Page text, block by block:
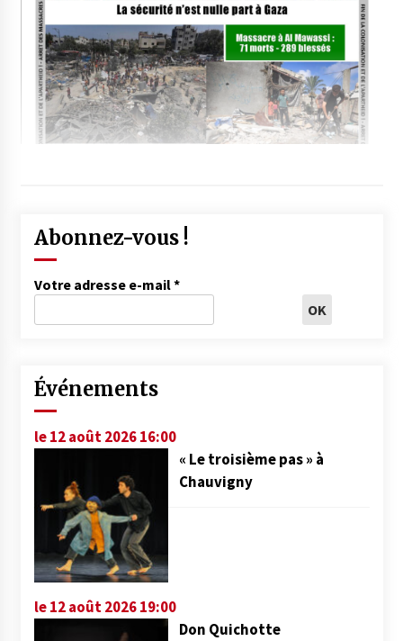
Abonnez-vous !
Votre adresse e-mail*
Événements
le 12 août 2026 16:00
« Le troisième pas » à
Chauvigny
le 12 août 2026 19:00
Don Quichotte